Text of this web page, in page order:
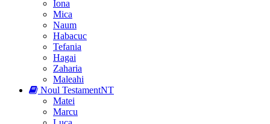
Iona
Mica
Naum
Habacuc
Tefania
Hagai
Zaharia
Maleahi
Noul TestamentNT
Matei
Marcu